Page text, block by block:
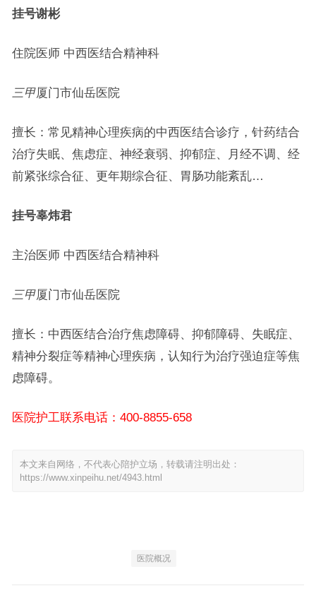
挂号谢彬
住院医师 中西医结合精神科
三甲厦门市仙岳医院
擅长：常见精神心理疾病的中西医结合诊疗，针药结合
治疗失眠、焦虑症、神经衰弱、抑郁症、月经不调、经
前紧张综合征、更年期综合征、胃肠功能紊乱…
挂号辜炜君
主治医师 中西医结合精神科
三甲厦门市仙岳医院
擅长：中西医结合治疗焦虑障碍、抑郁障碍、失眠症、
精神分裂症等精神心理疾病，认知行为治疗强迫症等焦
虑障碍。
医院护工联系电话：400-8855-658
本文来自网络，不代表心陪护立场，转载请注明出处：
https://www.xinpeihu.net/4943.html
医院概况